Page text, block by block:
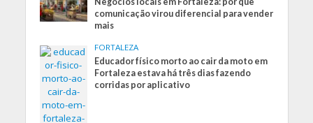
comunicação virou diferencial para vender
mais
FORTALEZA
Educador físico morto ao cair da moto em
Fortaleza estava há três dias fazendo
corridas por aplicativo